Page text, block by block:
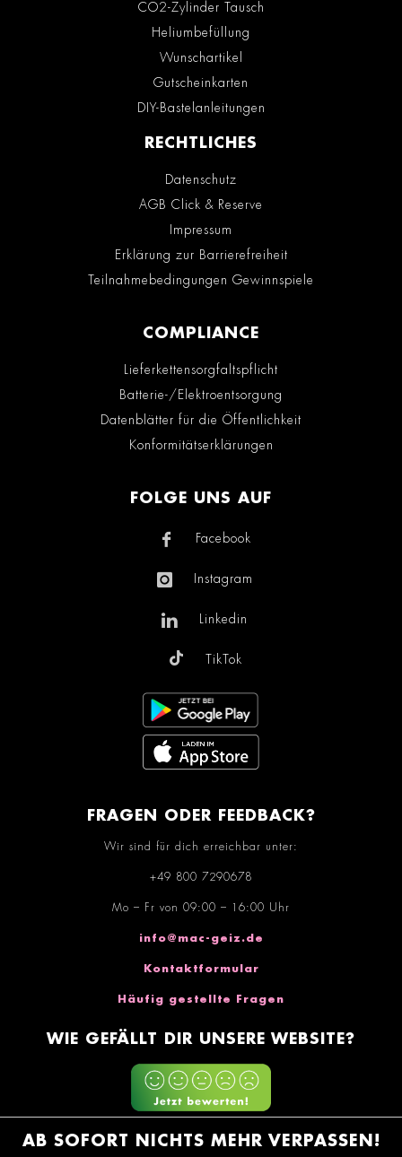
CO2-Zylinder Tausch
Heliumbefüllung
Wunschartikel
Gutscheinkarten
DIY-Bastelanleitungen
RECHTLICHES
Datenschutz
AGB Click & Reserve
Impressum
Erklärung zur Barrierefreiheit
Teilnahmebedingungen Gewinnspiele
COMPLIANCE
Lieferkettensorgfaltspflicht
Batterie-/Elektroentsorgung
Datenblätter für die Öffentlichkeit
Konformitätserklärungen
FOLGE UNS AUF
Facebook
Instagram
Linkedin
TikTok
FRAGEN ODER FEEDBACK?
Wir sind für dich erreichbar unter:
+49 800 7290678
Mo – Fr von 09:00 – 16:00 Uhr
info@mac-geiz.de
Kontaktformular
Häufig gestellte Fragen
WIE GEFÄLLT DIR UNSERE WEBSITE?
AB SOFORT NICHTS MEHR VERPASSEN!